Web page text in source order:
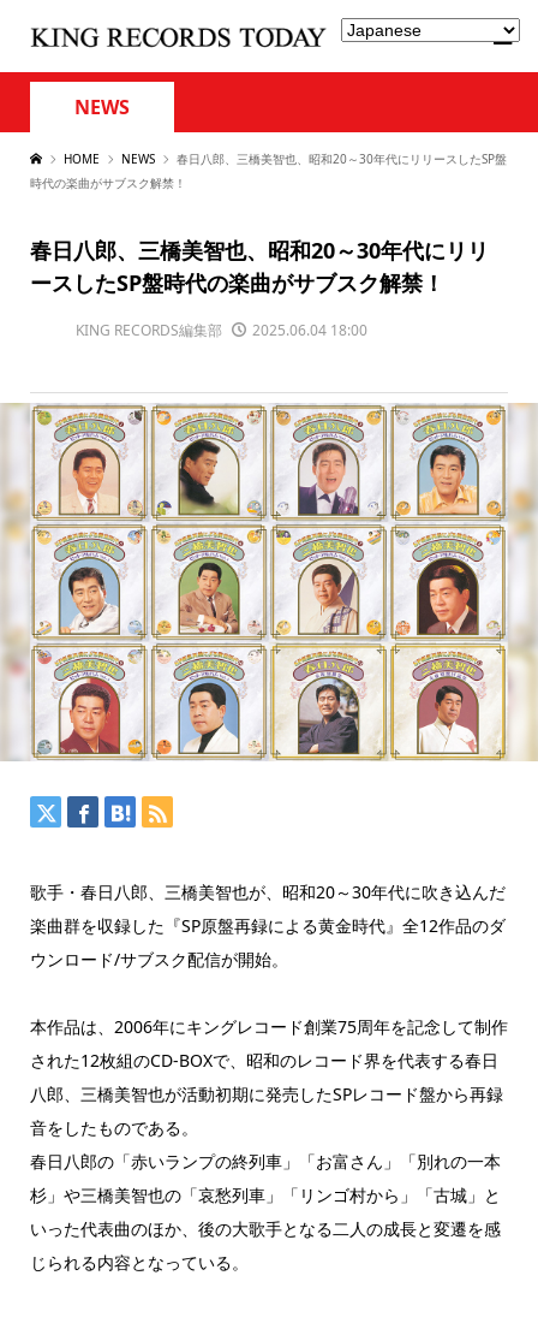
NEWS
HOME NEWS
春日八郎、三橋美智也、昭和20～30年代にリリースしたSP盤
時代の楽曲がサブスク解禁！
春日八郎、三橋美智也、昭和20～30年代にリリ
ースしたSP盤時代の楽曲がサブスク解禁！
KING RECORDS編集部 2025.06.04 18:00
歌手・春日八郎、三橋美智也が、昭和20～30年代に吹き込んだ
楽曲群を収録した『SP原盤再録による黄金時代』全12作品のダ
ウンロード/サブスク配信が開始。
本作品は、2006年にキングレコード創業75周年を記念して制作
された12枚組のCD-BOXで、昭和のレコード界を代表する春日
八郎、三橋美智也が活動初期に発売したSPレコード盤から再録
音をしたものである。
春日八郎の「赤いランプの終列車」「お富さん」「別れの一本
杉」や三橋美智也の「哀愁列車」「リンゴ村から」「古城」と
いった代表曲のほか、後の大歌手となる二人の成長と変遷を感
じられる内容となっている。